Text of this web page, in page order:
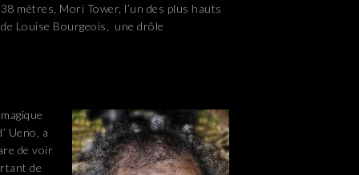
mètres, Mori Tower, l’un des plus hauts
Louise Bourgeois, une drôle
Ueno, a
de voir
de